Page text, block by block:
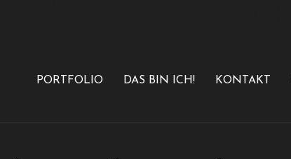
PORTFOLIO DAS BIN ICH! KONTAKT